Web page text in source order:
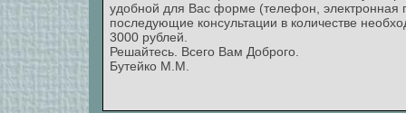
удобной для Вас форме (телефон, электронная
последующие консультации в количестве
3000 рублей.
Решайтесь. Всего Вам Доброго.
Бутейко М.М.